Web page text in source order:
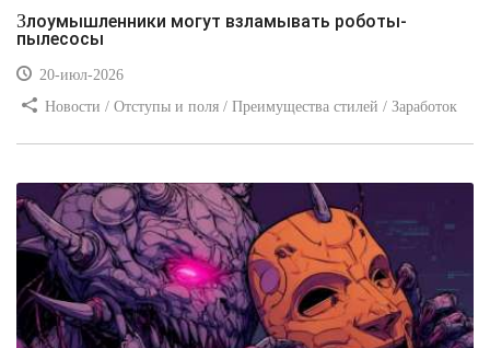
Злоумышленники могут взламывать роботы-
пылесосы
20-июл-2026
Новости / Отступы и поля / Преимущества стилей / Заработок